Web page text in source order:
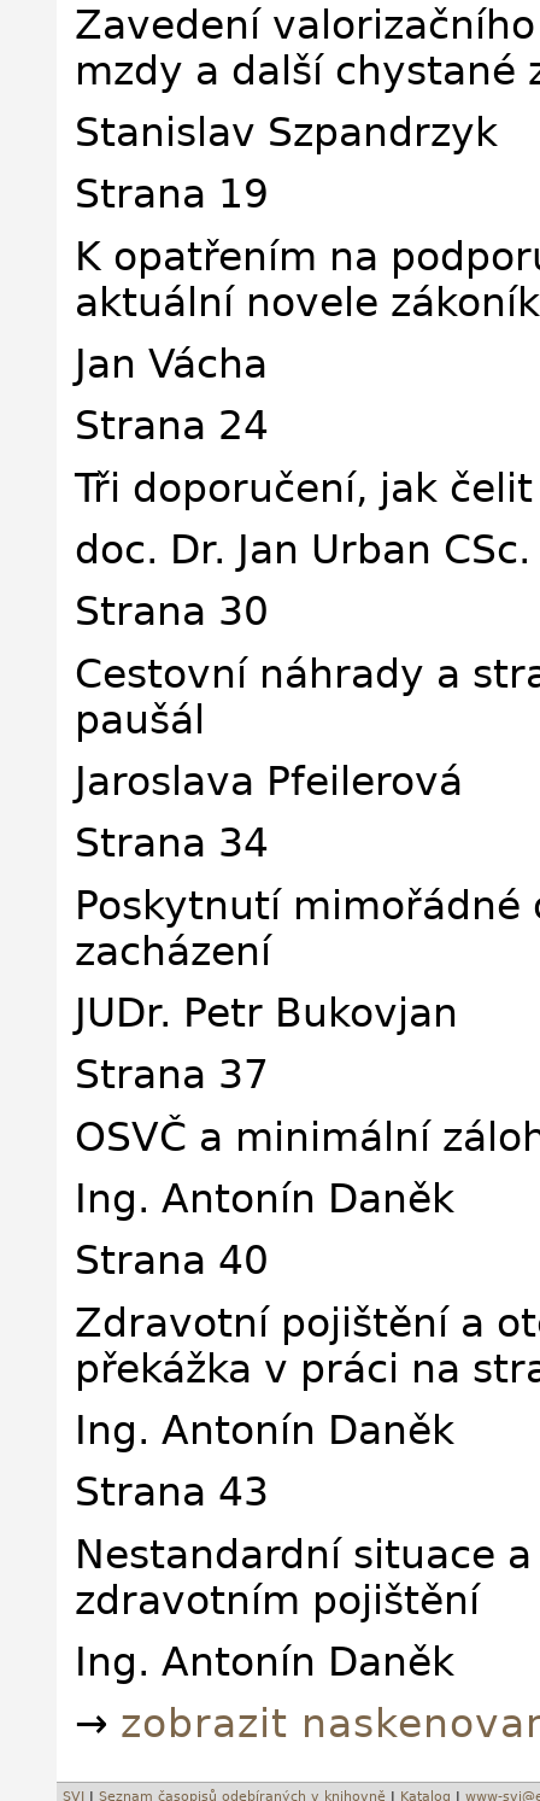
Zavedení
mzdy a další chystané
Stanislav Szpandrzyk
Strana 19
K opatřením na
aktuální novele
Jan Vácha
Strana 24
Tři doporučení, jak
doc. Dr. Jan Urban CSc.
Strana 30
Cestovní náhrady a
paušál
Jaroslava Pfeilerová
Strana 34
Poskytnutí
zacházení
JUDr. Petr Bukovjan
Strana 37
OSVČ a minimální
Ing. Antonín Daněk
Strana 40
Zdravotní pojištění a
překážka v práci na
Ing. Antonín Daněk
Strana 43
Nestandardní situace
zdravotním pojištění
Ing. Antonín Daněk
→ zobrazit
SVI| Seznam časopisů odebíraných v knihovně| Katalog | www-